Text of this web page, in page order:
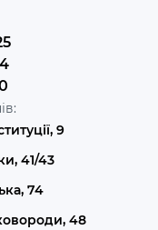
9
41/43
74
48